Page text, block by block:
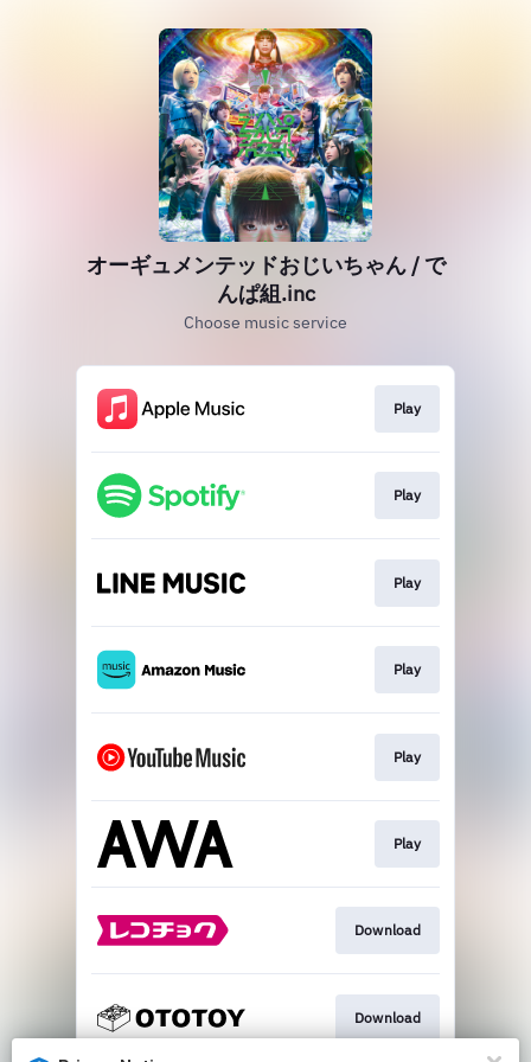
オーギュメンテッドおじいちゃん / で
んぱ組.inc
Choose music service
Play
Play
Play
Play
Play
Play
Download
Download